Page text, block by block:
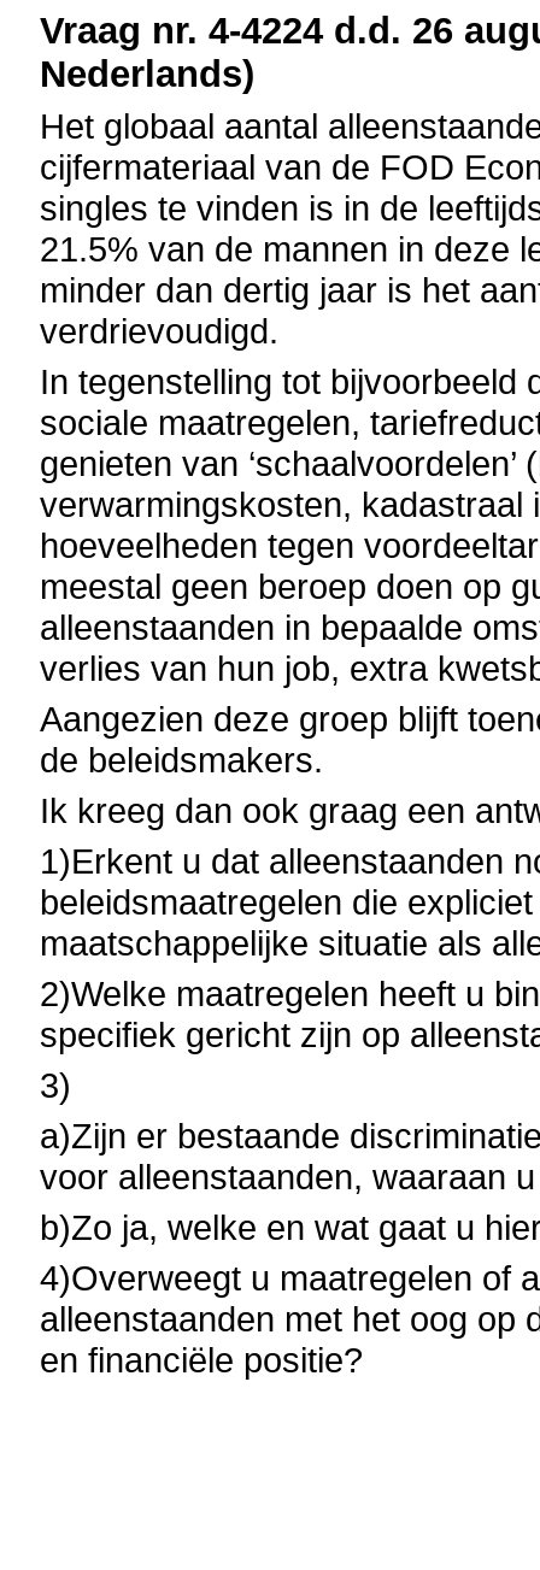
Vraag nr. 4-4224 d.d. 26
Nederlands)
Het globaal aantal
cijfermateriaal van de FOD
singles te vinden is in de
21.5% van de mannen in deze
minder dan dertig jaar is het
verdrievoudigd.
In tegenstelling tot bijvoorbeeld
sociale maatregelen,
genieten van
verwarmingskosten,
hoeveelheden tegen
meestal geen beroep doen op
alleenstaanden in bepaalde
verlies van hun job, extra
Aangezien deze groep blijft
de beleidsmakers.
Ik kreeg dan ook graag een
1)Erkent u dat alleenstaanden
beleidsmaatregelen die
maatschappelijke situatie als
2)Welke maatregelen heeft u
specifiek gericht zijn op
3)
a)Zijn er bestaande
voor alleenstaanden, waaraan
b)Zo ja, welke en wat gaat u
4)Overweegt u maatregelen of
alleenstaanden met het oog op
en financiële positie?